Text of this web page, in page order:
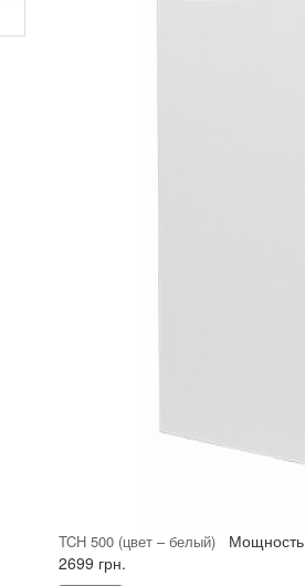
TCH 500 (цвет – белый) Мощность
2699 грн.